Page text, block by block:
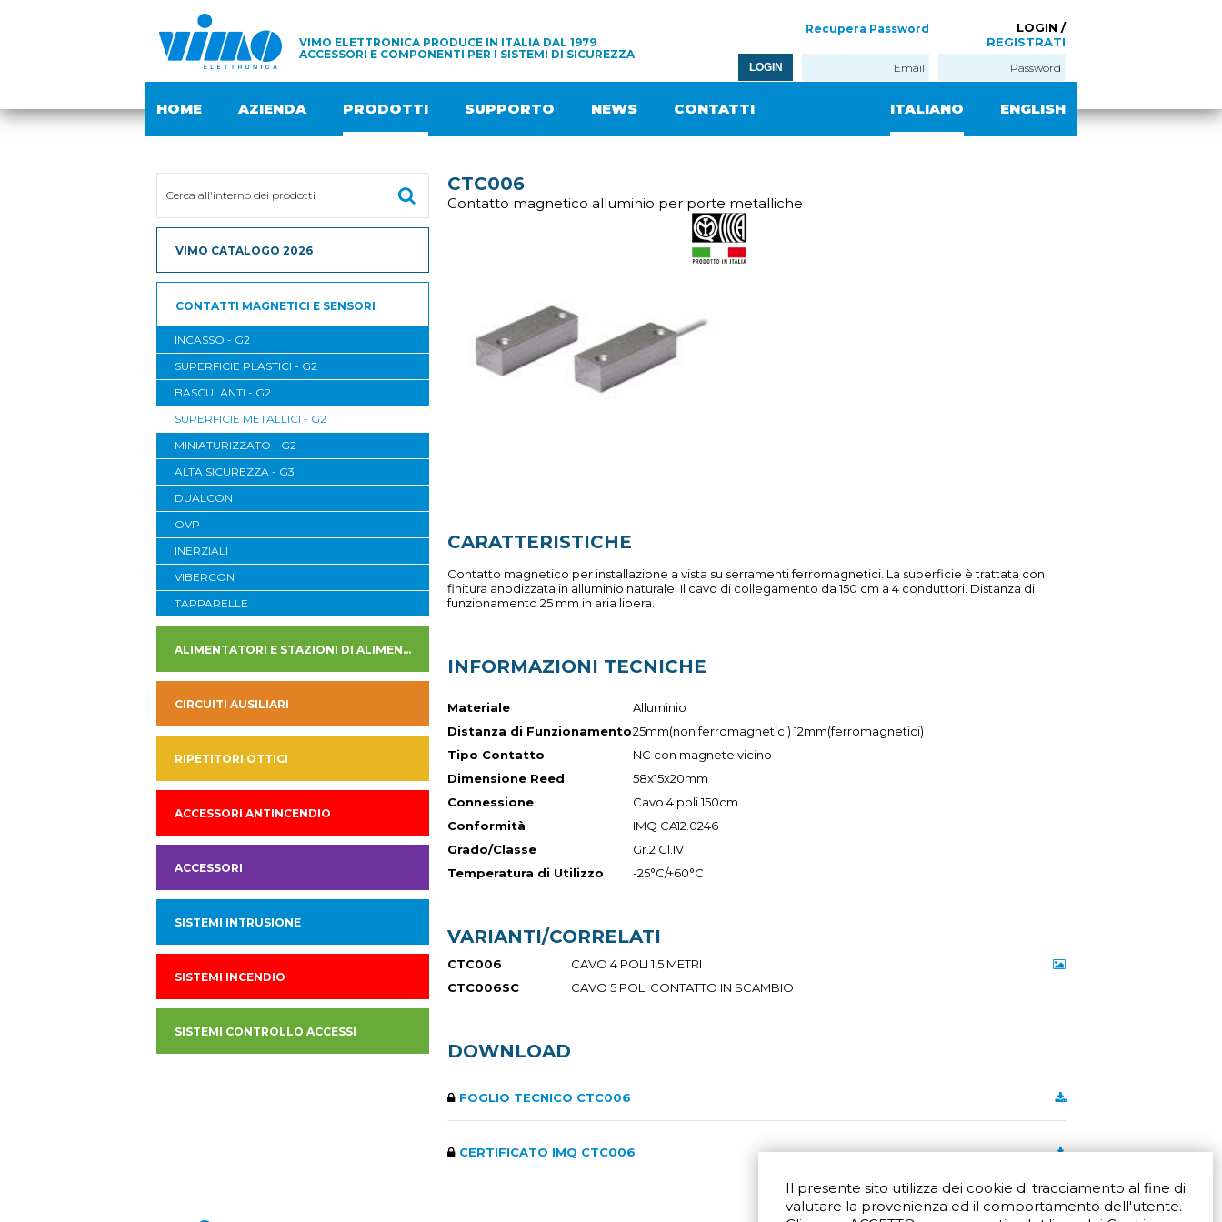
Il presente sito utilizza dei cookie di tracciamento al fine di
valutare la provenienza ed il comportamento dell'utente.
VIMO ELETTRONICA PRODUCE IN ITALIA DAL 1979
ACCESSORI E COMPONENTI PER I SISTEMI DI SICUREZZA
LOGIN /
REGISTRATI
Recupera Password
LOGIN
HOME AZIENDA PRODOTTI SUPPORTO NEWS CONTATTI ENGLISH
ITALIANO
VIMO CATALOGO 2026
CONTATTI MAGNETICI E SENSORI
INCASSO - G2
SUPERFICIE PLASTICI - G2
BASCULANTI - G2
SUPERFICIE METALLICI - G2
MINIATURIZZATO - G2
ALTA SICUREZZA - G3
DUALCON
OVP
INERZIALI
VIBERCON
TAPPARELLE
ALIMENTATORI E STAZIONI DI ALIMENTAZIONE
CIRCUITI AUSILIARI
RIPETITORI OTTICI
ACCESSORI ANTINCENDIO
ACCESSORI
SISTEMI INTRUSIONE
SISTEMI INCENDIO
SISTEMI CONTROLLO ACCESSI
CTC006
Contatto magnetico alluminio per porte metalliche
CARATTERISTICHE
Contatto magnetico per installazione a vista su serramenti ferromagnetici. La superficie è trattata con
finitura anodizzata in alluminio naturale. Il cavo di collegamento da 150 cm a 4 conduttori. Distanza di
funzionamento 25 mm in aria libera.
INFORMAZIONI TECNICHE
Materiale
Alluminio
Distanza di Funzionamento25mm(non ferromagnetici) 12mm(ferromagnetici)
Tipo Contatto
NC con magnete vicino
Dimensione Reed
58x15x20mm
Connessione
Cavo 4 poli 150cm
Conformità
IMQ CA12.0246
Grado/Classe
Gr.2 Cl.IV
Temperatura di Utilizzo
-25°C/+60°C
VARIANTI/CORRELATI
CTC006
CAVO 4 POLI 1,5 METRI
CTC006SC
CAVO 5 POLI CONTATTO IN SCAMBIO
DOWNLOAD
FOGLIO TECNICO CTC006
CERTIFICATO IMQ CTC006